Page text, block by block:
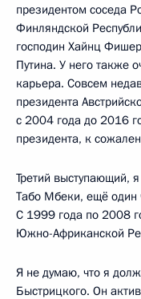
президентом соседа
Финляндской
господин Хайнц
Путина. У него также
карьера. Совсем
президента
с 2004 года до 2016
президента, к
Третий выступающий,
Табо Мбеки, ещё один
С 1999 года по 2008
Южно-Африканской
Я не думаю, что я
Быстрицкого. Он